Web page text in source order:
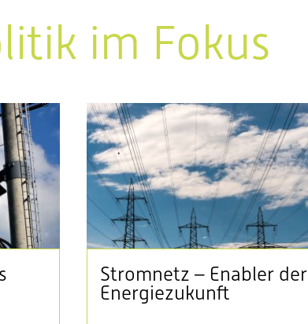
im Fokus
Stromnetz – Enabler der
Energiezukunft